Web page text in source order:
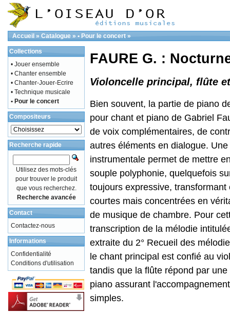
Accueil » Catalogue » • Pour le concert »
FAURE G. :
Violoncelle principal, flûte
Bien souvent, la partie de piano
pour chant et piano de Gabriel
de voix complémentaires, de
autres éléments en dialogue.
instrumentale permet de mettre
souple polyphonie, quelquefois
toujours expressive,
courtes mais concentrées en
de musique de chambre. Pour
transcription de la mélodie
extraite du 2° Recueil des
le chant principal est confié au
tandis que la flûte répond par
piano assurant
simples.
Collections
• Jouer ensemble
• Chanter ensemble
• Chanter-Jouer-Ecrire
• Technique musicale
• Pour le concert
Compositeurs
Recherche rapide
Utilisez des mots-clés
pour trouver le produit
que vous recherchez.
Recherche avancée
Contact
Contactez-nous
Informations
Confidentialité
Conditions d'utilisation